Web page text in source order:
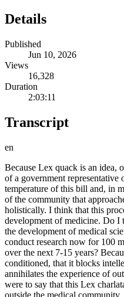
Details
Published
Jun 10, 2026
Views
16,328
Duration
2:03:11
Transcript
en
Because Lex quack is an idea,
of a government representative
temperature of this bill and, in
of the community that
holistically. I think that this
development of medicine. Do I
the development of medical
conduct research now for 100
over the next 7-15 years?
conditioned, that it blocks
annihilates the experience of
were to say that this Lex
outside the medical